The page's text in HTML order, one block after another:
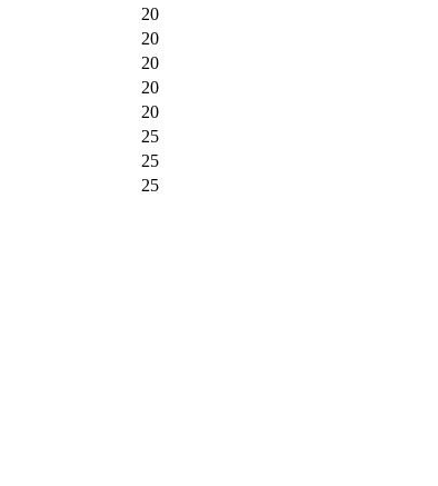
20
20
20
20
20
25
25
25